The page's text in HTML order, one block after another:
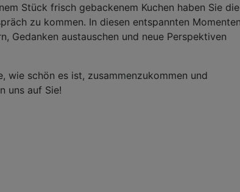
Stück frisch gebackenem Kuchen haben Sie die
zu kommen. In diesen entspannten Momenten
Gedanken austauschen und neue Perspektiven
wie schön es ist, zusammenzukommen und
uns auf Sie!